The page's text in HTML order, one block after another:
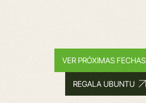
VER PRÓXIMAS FECHAS
REGALA UBUNTU